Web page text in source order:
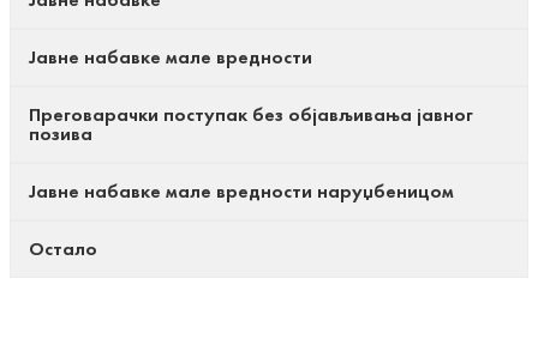
Јавне набавке мале вредности
Преговарачки поступак без објављивања јавног
позива
Јавне набавке мале вредности наруџбеницом
Остало